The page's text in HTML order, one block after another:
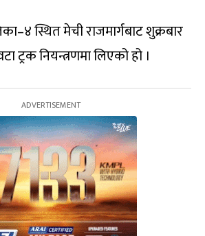
स्थित मेची राजमार्गबाट शुक्रबार
ट्रक नियन्त्रणमा लिएको हो ।